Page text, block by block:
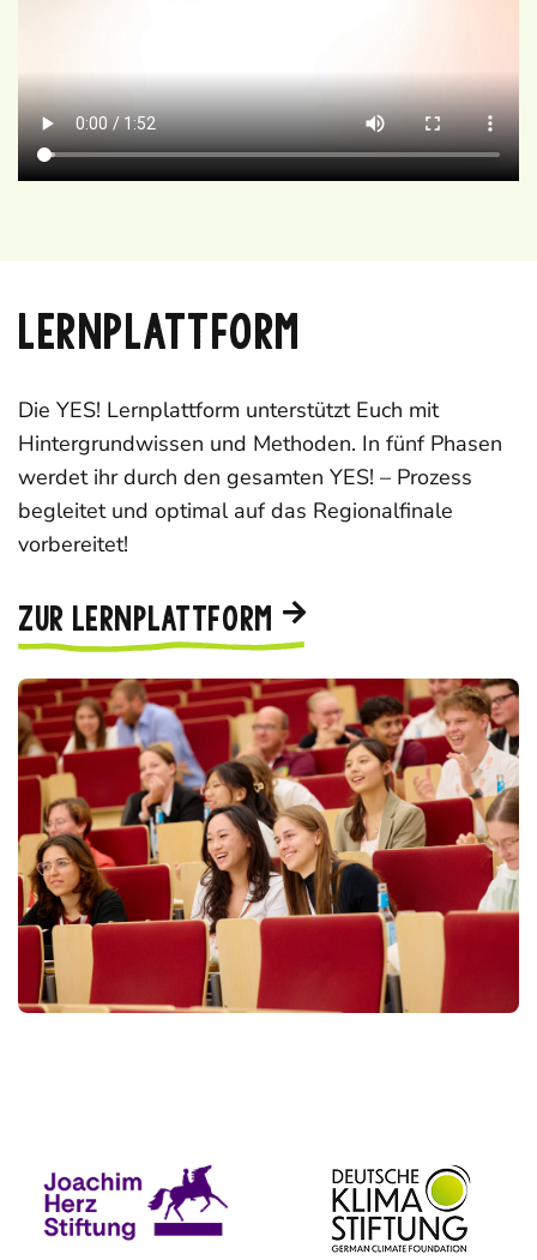
LERNPLATTFORM
Die YES! Lernplattform unterstützt Euch mit
Hintergrundwissen und Methoden. In fünf Phasen
werdet ihr durch den gesamten YES! – Prozess
begleitet und optimal auf das Regionalfinale
vorbereitet!
ZUR LERNPLATTFORM